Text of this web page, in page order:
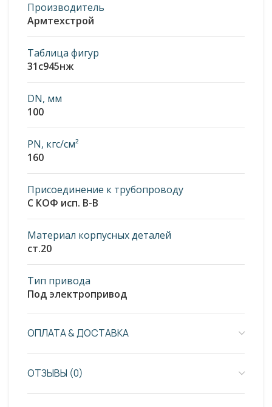
Производитель
Армтехстрой
Таблица фигур
31с945нж
DN, мм
100
PN, кгс/см²
160
Присоединение к трубопроводу
С КОФ исп. В-В
Материал корпусных деталей
ст.20
Тип привода
Под электропривод
ОПЛАТА & ДОСТАВКА
ОТЗЫВЫ (0)